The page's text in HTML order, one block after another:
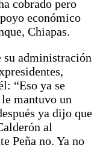
cobrado pero
económico
Chiapas.
su administración
“Eso ya se
mantuvo un
ya dijo que
al
Peña no. Ya no